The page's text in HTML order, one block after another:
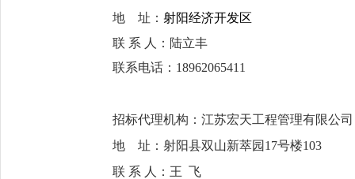
地 址： 射阳经济开发区
联 系 人： 陆立丰
联系电话 ： 18962065411
招标代理机构：江苏宏天工程管理有限公司
地
址： 射阳县双山新萃园 17号楼103
联 系 人：王 飞